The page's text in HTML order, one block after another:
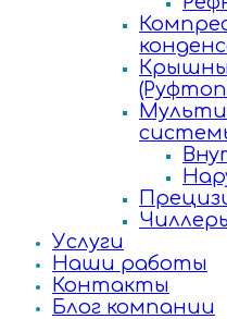
Услуги
Наши работы
Контакты
Блог компании